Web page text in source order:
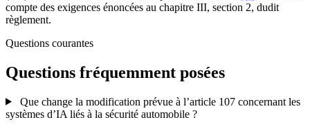
compte des exigences énoncées au chapitre III, section 2, dudit
règlement.
Questions courantes
Questions fréquemment posées
Que change la modification prévue à l’article 107 concernant les
systèmes d’IA liés à la sécurité automobile ?